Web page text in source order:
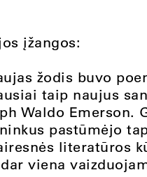
įžangos:
žodis buvo
taip naujus
Waldo
pastūmėjo
literatūros
viena